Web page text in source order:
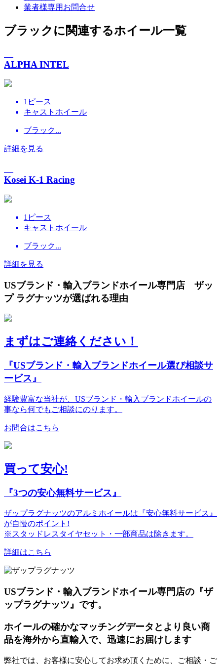
業者様専用お問合せ
ブラックに関連するホイール一覧
ALPHA INTEL
1ピース
キャストホイール
ブラック...
詳細を見る
Kosei K-1 Racing
1ピース
キャストホイール
ブラック...
詳細を見る
USブランド・輸入ブランドホイール専門店 ザッ
プ ラグナッツが選ばれる理由
まずはご連絡ください！
『USブランド・輸入ブランドホイール選び相談サ
ービス』
経験豊富な当社が、USブランド・輸入ブランドホイールの
事なら何でもご相談にのります。
お問合はこちら
買って安心!
『3つの安心無料サービス』
ザップラグナッツのアルミホイールは『安心無料サービス』
が自慢のポイント!
※スタッドレスタイヤセット・一部商品は除きます。
詳細はこちら
USブランド・輸入ブランドホイール専門店の『ザ
ップラグナッツ』です。
ホイールの確かなマッチングデータとより良い商
品を海外から直輸入で、迅速にお届けします
弊社では、お客様に安心してお求め頂くために、ご相談・ご